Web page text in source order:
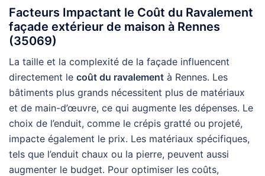
Facteurs Impactant le Coût du Ravalement
façade extérieur de maison à Rennes
(35069)
La taille et la complexité de la façade influencent
directement le coût du ravalement à Rennes. Les
bâtiments plus grands nécessitent plus de matériaux
et de main-d’œuvre, ce qui augmente les dépenses. Le
choix de l’enduit, comme le crépis gratté ou projeté,
impacte également le prix. Les matériaux spécifiques,
tels que l’enduit chaux ou la pierre, peuvent aussi
augmenter le budget. Pour optimiser les coûts,